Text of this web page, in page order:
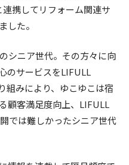
携してリフォーム関連サ
した。
シニア世代。その方々に向
のサービスをLIFULL
組みにより、ゆこゆこは宿
顧客満足度向上、LIFULL
では難しかったシニア世代